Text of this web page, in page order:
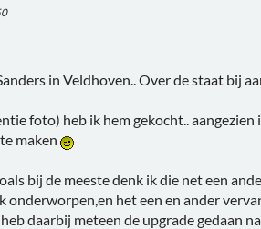
in Veldhoven.. Over de staat bij
foto) heb ik hem gekocht..
maken
bij de meeste denk ik die net een
het een en ander
daarbij meteen de upgrade gedaan